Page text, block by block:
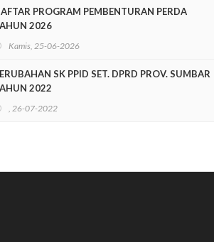
PROGRAM PEMBENTURAN PERDA
2026
Kamis, 25-06-2026
SK PPID SET. DPRD PROV. SUMBAR
2022
, 26-07-2022